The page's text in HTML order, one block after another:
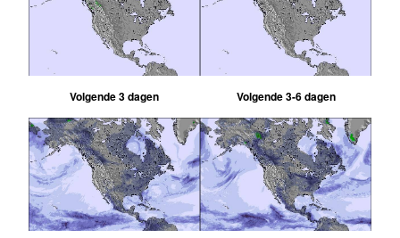
Volgende 3 dagen Volgende 3-6 dagen